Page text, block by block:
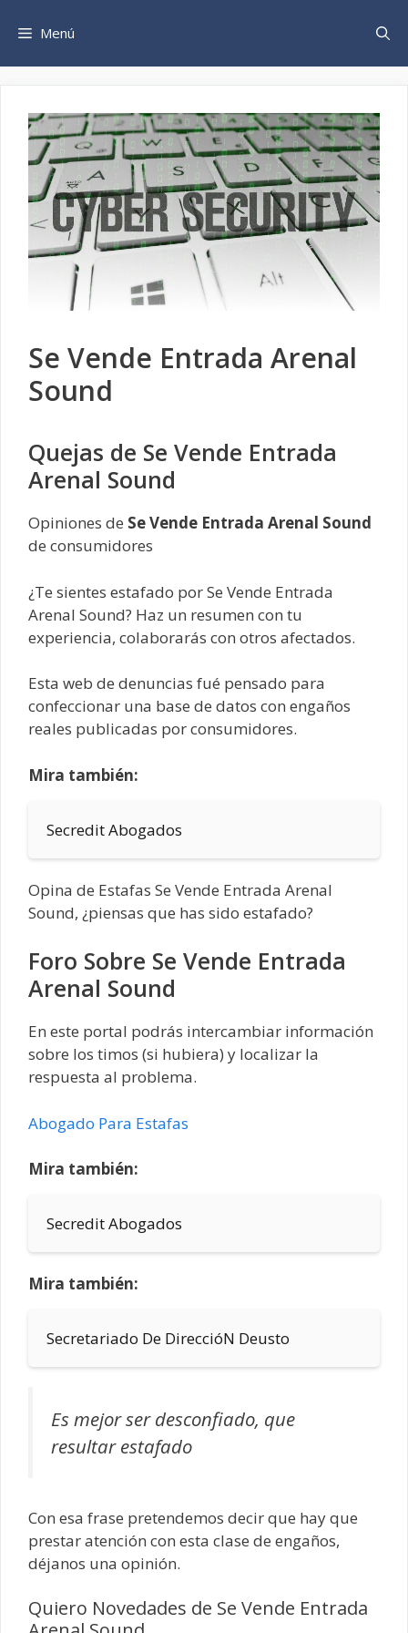
Menú
Se Vende Entrada Arenal
Sound
Quejas de Se Vende Entrada
Arenal Sound
Opiniones de Se Vende Entrada Arenal Sound
de consumidores
¿Te sientes estafado por Se Vende Entrada
Arenal Sound? Haz un resumen con tu
experiencia, colaborarás con otros afectados.
Esta web de denuncias fué pensado para
confeccionar una base de datos con engaños
reales publicadas por consumidores.
Mira también:
Secredit Abogados
Opina de Estafas Se Vende Entrada Arenal
Sound, ¿piensas que has sido estafado?
Foro Sobre Se Vende Entrada
Arenal Sound
En este portal podrás intercambiar información
sobre los timos (si hubiera) y localizar la
respuesta al problema.
Abogado Para Estafas
Mira también:
Secredit Abogados
Mira también:
Secretariado De DireccióN Deusto
Es mejor ser desconfiado, que
resultar estafado
Con esa frase pretendemos decir que hay que
prestar atención con esta clase de engaños,
déjanos una opinión.
Quiero Novedades de Se Vende Entrada